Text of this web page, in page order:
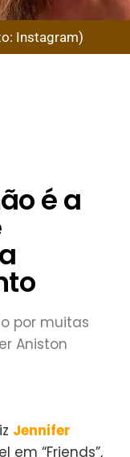
Instagram)
é a
por muitas
Aniston
Jennifer
em “Friends”,